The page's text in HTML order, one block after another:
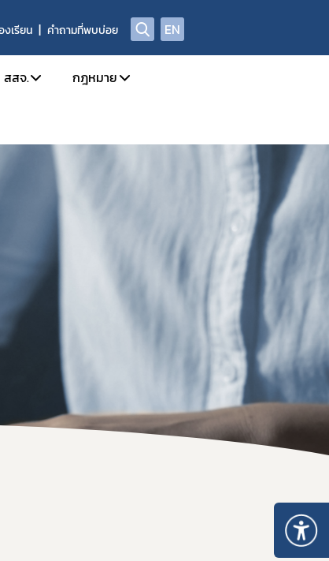
งเรียน คำถามที่พบบ่อย EN
ประเภท 2 และวัตถุออกฤทธิ์ในประเภท 2,3,4
าเสพติด/วัตถุออกฤทธิ์ และ นำผ่าน
สารกาเฟอีน (Caffeine)
ษให้โทษในประเภท 2 และวัตถุออกฤทธิ์ในประเภท 2
รับรองยาเสพติดให้โทษ หรือวัตถุออกฤทธิ์
รออกใบอนุญาต/ทะเบียน
สสจ.
นระบบ e-Submission
ทธิ์ให้ผู้ประกอบการเข้าใช้งานระบบ
อง มอบอำนาจ
สำหรับเจ้าหน้าที่
จอนุญาตสถานที่สกัดกัญชง
ฎหมายใหม่
ต วจ.1 / ยส.3 / ตักเตือน พักใช้ หรือการเพิกถอนใบอนุญาต
ตจำหน่าย ยส.2 หรือ วจ.2 พ.ศ. 2567
วงการอนุญาตมีไว้ในครอบครอง ยส.2 วจ.2/วจ.3/วจ.4 พ.ศ. 2568
วงการอนุญาต ยส.5 ที่มิใช่สารสกัดจากกัญชาหรือกัญชง พ.ศ.
รวงการอนุญาต ยส.5 เฉพาะสารสกัดจากกัญชาหรือกัญชง พ.ศ.
กฎหมาย
กฎหมายใหม่/ประเภทกฎหมาย
รายชื่อยาเสพติด/วัตถุเสพติด/สารระเหย
บทกำหนดโทษยาเสพติด/วัตถุออกฤทธิ์/สารระ
สาระสำคัญการควบคุมตามกฎหมาย
หลักเกณฑ์/แนวทาง